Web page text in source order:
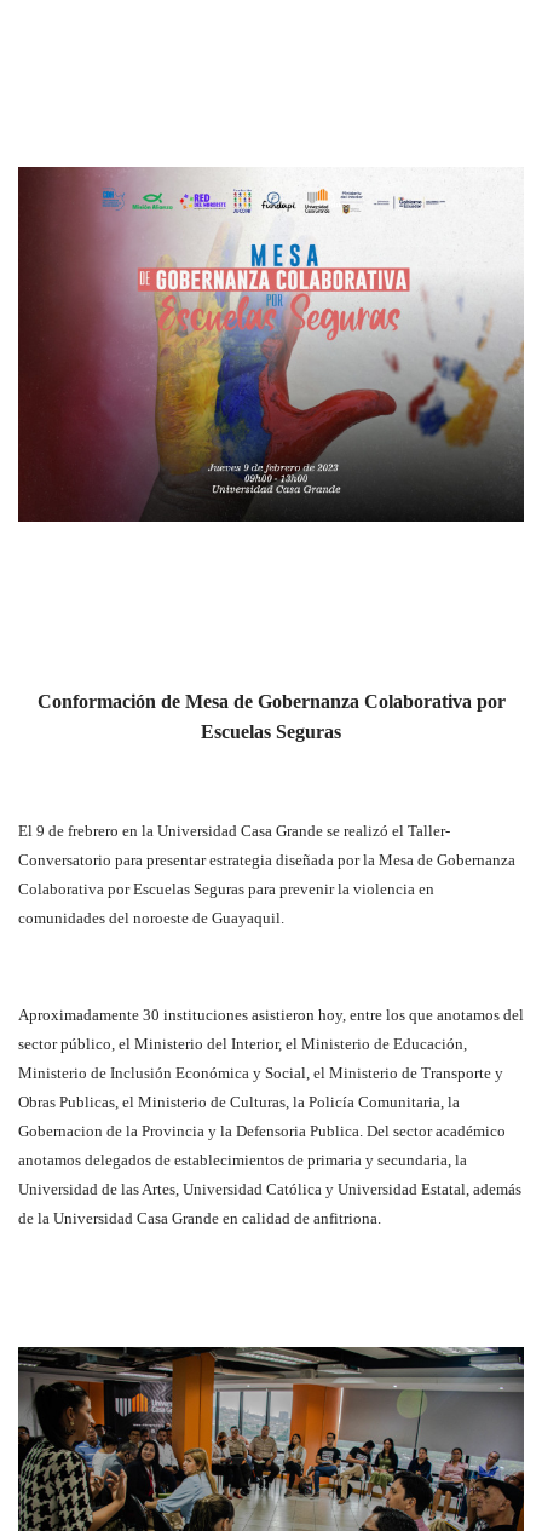
Conformación de Mesa de Gobernanza Colaborativa por
Escuelas Seguras
El 9 de frebrero en la Universidad Casa Grande se realizó el Taller-
Conversatorio para presentar estrategia diseñada por la Mesa de Gobernanza
Colaborativa por Escuelas Seguras para prevenir la violencia en
comunidades del noroeste de Guayaquil.
Aproximadamente 30 instituciones asistieron hoy, entre los que anotamos del
sector público, el Ministerio del Interior, el Ministerio de Educación,
Ministerio de Inclusión Económica y Social, el Ministerio de Transporte y
Obras Publicas, el Ministerio de Culturas, la Policía Comunitaria, la
Gobernacion de la Provincia y la Defensoria Publica. Del sector académico
anotamos delegados de establecimientos de primaria y secundaria, la
Universidad de las Artes, Universidad Católica y Universidad Estatal, además
de la Universidad Casa Grande en calidad de anfitriona.